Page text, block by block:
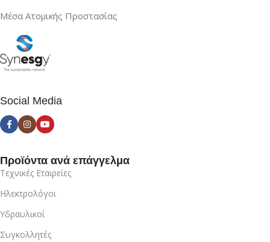
Μέσα Ατομικής Προστασίας
Social Media
Προϊόντα ανά επάγγελμα
Τεχνικές Εταιρείες
Ηλεκτρολόγοι
Υδραυλικοί
Συγκολλητές